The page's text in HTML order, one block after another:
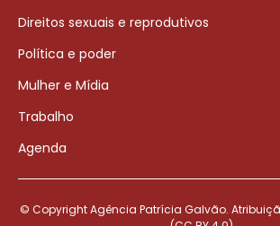
Direitos sexuais e reprodutivos
Política e poder
Mulher e Mídia
Trabalho
Agenda
© Copyright Agência Patrícia Galvão.